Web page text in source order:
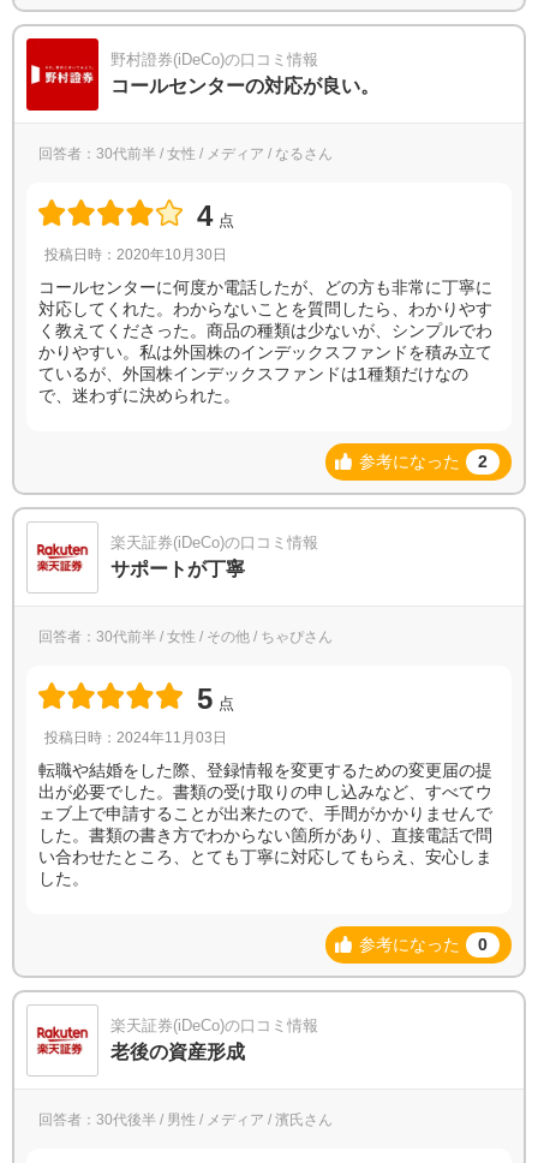
野村證券(iDeCo)の口コミ情報
コールセンターの対応が良い。
回答者：30代前半 / 女性 / メディア / なるさん
4 点
投稿日時：2020年10月30日
コールセンターに何度か電話したが、どの方も非常に丁寧に
対応してくれた。わからないことを質問したら、わかりやす
く教えてくださった。商品の種類は少ないが、シンプルでわ
かりやすい。私は外国株のインデックスファンドを積み立て
ているが、外国株インデックスファンドは1種類だけなの
で、迷わずに決められた。
参考になった 2
楽天証券(iDeCo)の口コミ情報
サポートが丁寧
回答者：30代前半 / 女性 / その他 / ちゃぴさん
5 点
投稿日時：2024年11月03日
転職や結婚をした際、登録情報を変更するための変更届の提
出が必要でした。書類の受け取りの申し込みなど、すべてウ
ェブ上で申請することが出来たので、手間がかかりませんで
した。書類の書き方でわからない箇所があり、直接電話で問
い合わせたところ、とても丁寧に対応してもらえ、安心しま
した。
参考になった 0
楽天証券(iDeCo)の口コミ情報
老後の資産形成
回答者：30代後半 / 男性 / メディア / 濱氏さん